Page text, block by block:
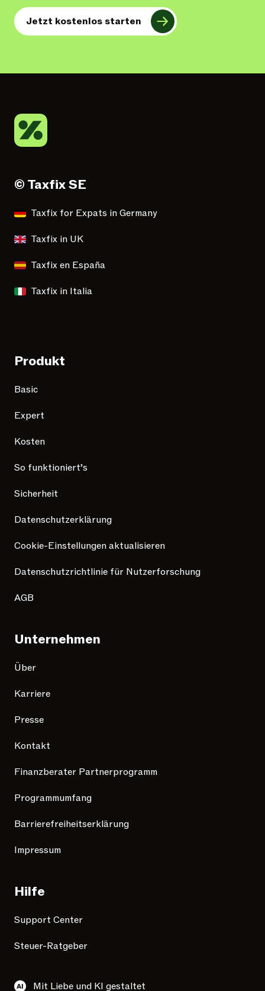
Jetzt kostenlos starten
© Taxfix SE
Taxfix for Expats in Germany
Taxfix in UK
Taxfix en España
Taxfix in Italia
Produkt
Basic
Expert
Kosten
So funktioniert’s
Sicherheit
Datenschutzerklärung
Cookie-Einstellungen aktualisieren
Datenschutzrichtlinie für Nutzerforschung
AGB
Unternehmen
Über
Karriere
Presse
Kontakt
Finanzberater Partnerprogramm
Programmumfang
Barrierefreiheitserklärung
Impressum
Hilfe
Support Center
Steuer-Ratgeber
Mit Liebe und KI gestaltet